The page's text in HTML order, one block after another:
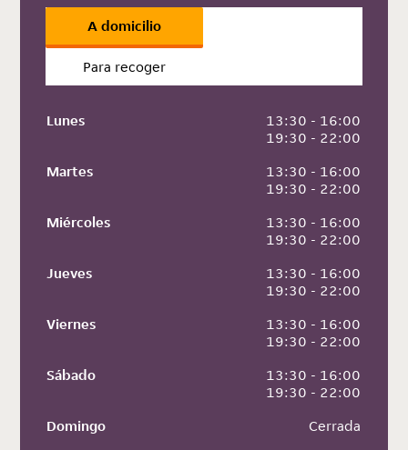
A domicilio
Para recoger
Lunes
13:30 - 16:00
19:30 - 22:00
Martes
13:30 - 16:00
19:30 - 22:00
Miércoles
13:30 - 16:00
19:30 - 22:00
Jueves
13:30 - 16:00
19:30 - 22:00
Viernes
13:30 - 16:00
19:30 - 22:00
Sábado
13:30 - 16:00
19:30 - 22:00
Domingo
Cerrada